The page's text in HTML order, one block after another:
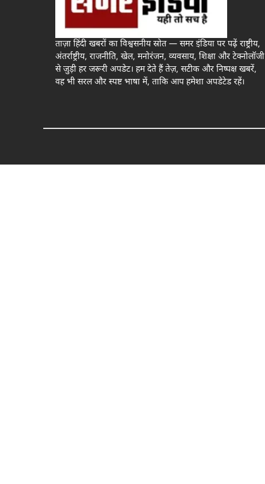
ताज़ा हिंदी खबरों का विश्वसनीय स्रोत — समर इंडिया पर पढ़ें राष्ट्रीय,
अंतर्राष्ट्रीय, राजनीति, खेल, मनोरंजन, व्यवसाय, शिक्षा और टेक्नोलॉजी
से जुड़ी हर जरूरी अपडेट। हम देते हैं तेज़, सटीक और निष्पक्ष खबरें,
वह भी सरल और स्पष्ट भाषा में, ताकि आप हमेशा अपडेटेड रहें।